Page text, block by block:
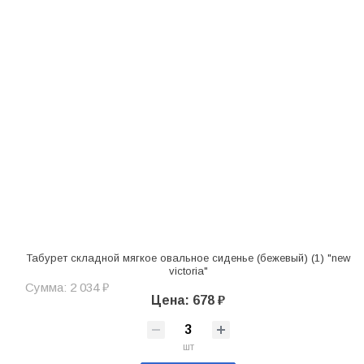
Табурет складной мягкое овальное сиденье (бежевый) (1) "new
victoria"
Сумма: 2 034 ₽
Цена: 678 ₽
шт